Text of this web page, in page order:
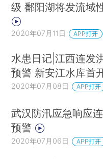
级 鄱阳湖将发流域
2020年07月11日 APP打开
水患日记|江西连发
预警 新安江水库首
2020年07月08日 APP打开
武汉防汛应急响应
预警
2020年07月06日 APP打开